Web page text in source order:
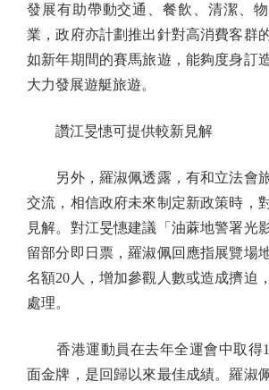
發展有助帶動交通、餐飲、清潔、
業，政府亦計劃推出針對高消費客群
如新年期間的賽馬旅遊，能夠度身訂
大力發展遊艇旅遊。
讚江旻憓可提供較新見解
另外，羅淑佩透露，有和立法會
交流，相信政府未來制定新政策時，
見解。對江旻憓建議「油蔴地警署光
留部分即日票，羅淑佩回應指展覽場
名額20人，增加參觀人數或造成擠迫
處理。
香港運動員在去年全運會中取得
面金牌，是回歸以來最佳成績。羅淑